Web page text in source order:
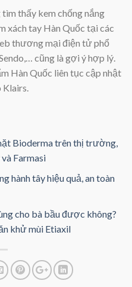
thấy kem chống nắng
xách tay Hàn Quốc tại các
thương mại điện tử phổ
cũng là gợi ý hợp lý.
Hàn Quốc liên tục cập nhật
Klairs.
Bioderma trên thị trường,
Farmasi
hành tây hiệu quả, an toàn
cho bà bầu được không?
khử mùi Etiaxil